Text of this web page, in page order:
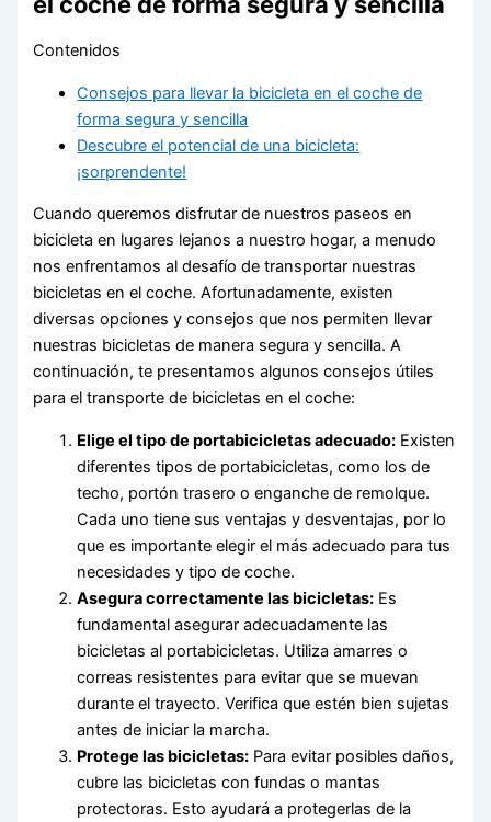
Contenidos
Consejos para llevar la bicicleta en el coche de
forma segura y sencilla
Descubre el potencial de una bicicleta:
¡sorprendente!
Cuando queremos disfrutar de nuestros paseos en
bicicleta en lugares lejanos a nuestro hogar, a menudo
nos enfrentamos al desafío de transportar nuestras
bicicletas en el coche. Afortunadamente, existen
diversas opciones y consejos que nos permiten llevar
nuestras bicicletas de manera segura y sencilla. A
continuación, te presentamos algunos consejos útiles
para el transporte de bicicletas en el coche:
Elige el tipo de portabicicletas adecuado: Existen
diferentes tipos de portabicicletas, como los de
techo, portón trasero o enganche de remolque.
Cada uno tiene sus ventajas y desventajas, por lo
que es importante elegir el más adecuado para tus
necesidades y tipo de coche.
Asegura correctamente las bicicletas: Es
fundamental asegurar adecuadamente las
bicicletas al portabicicletas. Utiliza amarres o
correas resistentes para evitar que se muevan
durante el trayecto. Verifica que estén bien sujetas
antes de iniciar la marcha.
Protege las bicicletas: Para evitar posibles daños,
cubre las bicicletas con fundas o mantas
protectoras. Esto ayudará a protegerlas de la